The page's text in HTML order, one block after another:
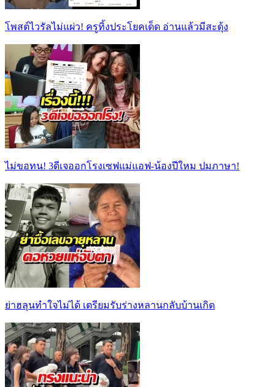
โพสต์ไวรัลไม่แผ่ว! ครูทิ้งประโยคเด็ด อ่านแล้วมีสะดุ้ง
ไม่ขอทน! 3ดีเจออกโรงเซฟแม่แอฟ-น้องปีใหม ปมภาษา!
ย่าฮลุนทำใจไม่ได้ เตรียมรับร่างหลานกลับบ้านเกิด